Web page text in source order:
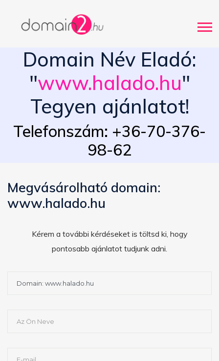
Domain Név Eladó:
"www.halado.hu"
Tegyen ajánlatot!
Telefonszám: +36-70-376-
98-62
Megvásárolható domain:
www.halado.hu
Kérem a további kérdéseket is töltsd ki, hogy
pontosabb ajánlatot tudjunk adni.